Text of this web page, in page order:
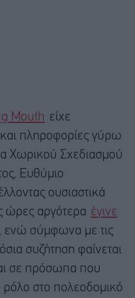
Mouth είχε
πληροφορίες γύρω
Χωρικού Σχεδιασμού
Ευθύμιο
ουσιαστικά
ώρες αργότερα έγινε
, ενώ σύμφωνα με τις
συζήτηση φαίνεται
σε πρόσωπα που
ρόλο στο πολεοδομικό